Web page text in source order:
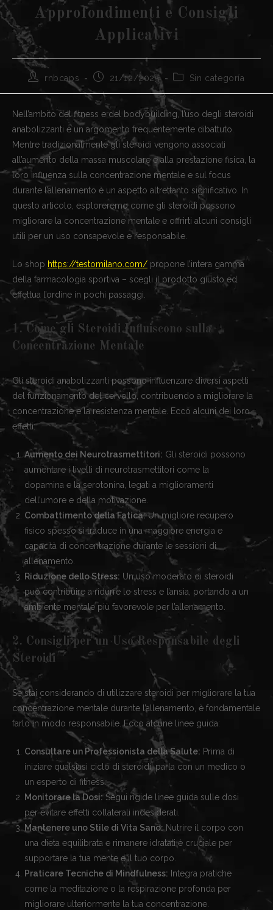
Approfondimenti e Consigli
Applicativi
Autor
entrada:
rnbcaps
Publicación
la
entrada:
21/12/2025
Categoría
la
entrada:
Sin categoría
Nell’ambito del fitness e del bodybuilding, l’uso degli steroidi
anabolizzanti è un argomento frequentemente dibattuto.
Mentre tradizionalmente gli steroidi vengono associati
all’aumento della massa muscolare e alla prestazione fisica, la
loro influenza sulla concentrazione mentale e sul focus
durante l’allenamento è un aspetto altrettanto significativo. In
questo articolo, esploreremo come gli steroidi possono
migliorare la concentrazione mentale e offrirti alcuni consigli
utili per un uso consapevole e responsabile.
Lo shop https://testomilano.com/ propone l’intera gamma
della farmacologia sportiva – scegli il prodotto giusto ed
effettua l’ordine in pochi passaggi.
1. Come gli Steroidi Influiscono sulla
Concentrazione Mentale
Gli steroidi anabolizzanti possono influenzare diversi aspetti
del funzionamento del cervello, contribuendo a migliorare la
concentrazione e la resistenza mentale. Ecco alcuni dei loro
effetti:
Aumento dei Neurotrasmettitori: Gli steroidi possono
aumentare i livelli di neurotrasmettitori come la
dopamina e la serotonina, legati a miglioramenti
dell’umore e della motivazione.
Combattimento della Fatica:Un migliore recupero
fisico spesso si traduce in una maggiore energia e
capacità di concentrazione durante le sessioni di
allenamento.
Riduzione dello Stress: Un uso moderato di steroidi
può contribuire a ridurre lo stress e l’ansia, portando a un
ambiente mentale più favorevole per l’allenamento.
2. Consigli per un Uso Responsabile degli
Steroidi
Se stai considerando di utilizzare steroidi per migliorare la tua
concentrazione mentale durante l’allenamento, è fondamentale
farlo in modo responsabile. Ecco alcune linee guida:
Consultare un Professionista della Salute: Prima di
iniziare qualsiasi ciclo di steroidi, parla con un medico o
un esperto di fitness.
Monitorare la Dosi:Segui rigide linee guida sulle dosi
per evitare effetti collaterali indesiderati.
Mantenere uno Stile di Vita Sano:Nutrire il corpo con
una dieta equilibrata e rimanere idratati è cruciale per
supportare la tua mente e il tuo corpo.
Praticare Tecniche di Mindfulness: Integra pratiche
come la meditazione o la respirazione profonda per
migliorare ulteriormente la tua concentrazione.